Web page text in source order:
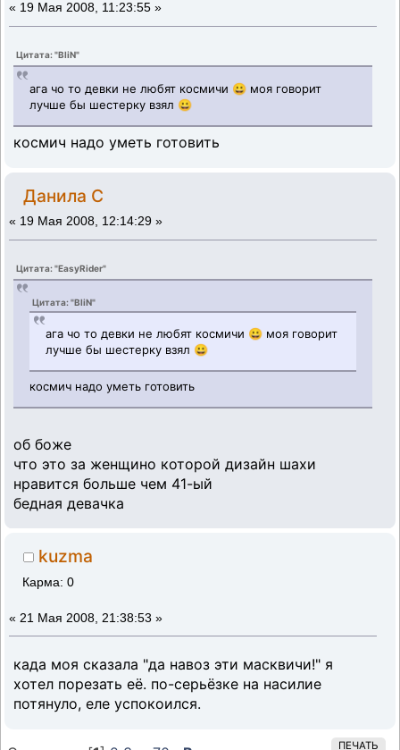
« 19 Мая 2008, 11:23:55 »
Цитата: "BliN"
ага чо то девки не любят космичи 😀 моя говорит
лучше бы шестерку взял 😀
космич надо уметь готовить
Данила С
« 19 Мая 2008, 12:14:29 »
Цитата: "EasyRider"
Цитата: "BliN"
ага чо то девки не любят космичи 😀 моя говорит
лучше бы шестерку взял 😀
космич надо уметь готовить
об боже
что это за женщино которой дизайн шахи
нравится больше чем 41-ый
бедная девачка
kuzma
Карма: 0
« 21 Мая 2008, 21:38:53 »
када моя сказала "да навоз эти масквичи!" я
хотел порезать её. по-серьёзке на насилие
потянуло, еле успокоился.
ПЕЧАТЬ